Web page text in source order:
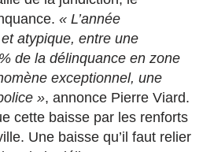
« L’année
atypique, entre une
de la délinquance en zone
exceptionnel, une
», annonce Pierre Viard.
cette baisse par les renforts
Une baisse qu’il faut relier